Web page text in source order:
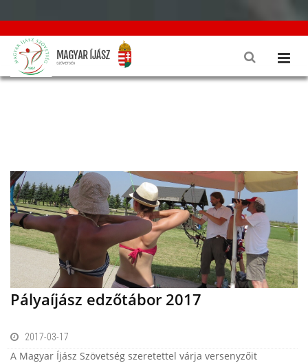
Pályaíjász edzőtábor 2017
2017-03-17
A Magyar Íjász Szövetség szeretettel várja versenyzőit